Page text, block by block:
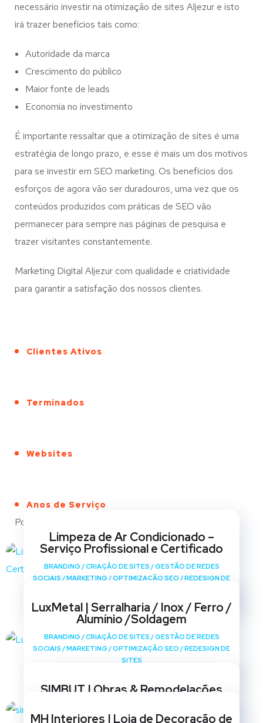
necessário investir na otimização de sites Aljezur e isto
irá trazer benefícios tais como:
Autoridade da marca
Crescimento do público
Maior fonte de leads
Economia no investimento
É importante ressaltar que a otimização de sites é uma
estratégia de longo prazo, e esse é mais um dos motivos
para se investir em SEO marketing. Os benefícios dos
esforços de agora vão ser duradouros, uma vez que os
conteúdos produzidos com práticas de SEO vão
permanecer para sempre nas páginas de pesquisa e
trazer visitantes constantemente.
Marketing Digital Aljezur com qualidade e criatividade
para garantir a satisfação dos nossos clientes.
Clientes Ativos
Terminados
Websites
Anos de Serviço
Portfólio
Limpeza de Ar Condicionado –
Serviço Profissional e Certificado
BRANDING /CRIAÇÃO DE SITES /GESTÃO DE REDES
SOCIAIS /MARKETING /OPTIMIZAÇÃO SEO /REDESIGN DE
LuxMetal | Serralharia / Inox / Ferro /
Alumínio /Soldagem
BRANDING /CRIAÇÃO DE SITES /GESTÃO DE REDES
SOCIAIS /MARKETING /OPTIMIZAÇÃO SEO /REDESIGN DE
SITES
SIMBUT | Obras & Remodelações
SOCIAIS /MARKETING OPTIMIZAÇÃO SEO/ REDESIGN DE
MH Interiores | Loja de Decoração de